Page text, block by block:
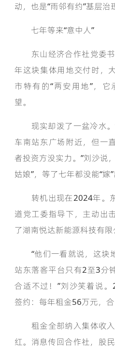
动，也是“雨邻有约”基层治
七年等来“意中人”
东山经济合作社党委书
年这块集体用地交付时，
市特有的“两安用地”，
望。
现实却泼了一盆冷水。
车南站东广场附近，但一
者投资方没实力。”刘沙说
姑娘”，等了七年都没能“嫁”
转机出现在2024年。
道党工委指导下，主动出
了湖南悦达新能源科技有限
“他们一看就说，这块
站东落客平台只有2至3分
合适不过！”刘沙笑着说
签约：每年租金56万元，合
租金全部纳入集体收入
红。消息传回合作社，股